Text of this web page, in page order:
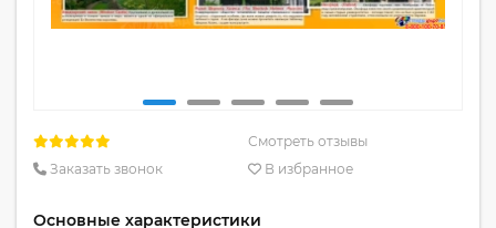
Смотреть отзывы
Заказать звонок
В избранное
Основные характеристики